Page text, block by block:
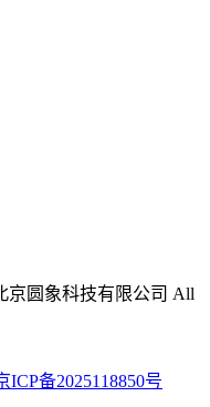
京圆象科技有限公司 All
ICP备2025118850号